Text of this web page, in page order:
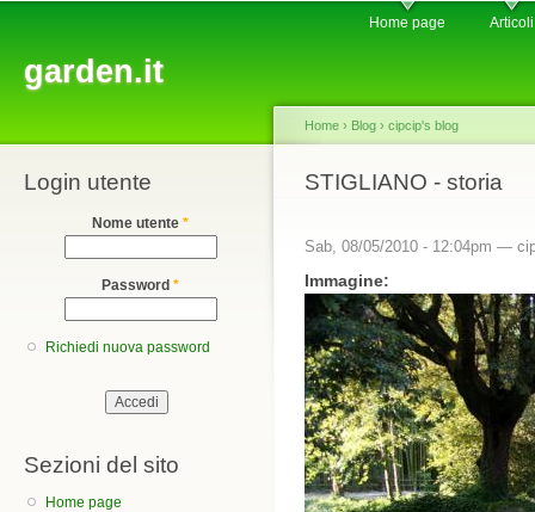
garden.it
Home page Articoli
Login utente
Nome utente *
Password *
Richiedi nuova password
Sezioni del sito
Home page
You are here
Home › Blog › cipcip's blog
STIGLIANO - storia
Sab, 08/05/2010 - 12:04pm —
Immagine: